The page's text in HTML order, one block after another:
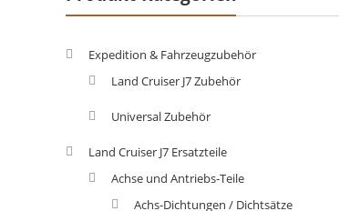
Expedition & Fahrzeugzubehör
Land Cruiser J7 Zubehör
Universal Zubehör
Land Cruiser J7 Ersatzteile
Achse und Antriebs-Teile
Achs-Dichtungen / Dichtsätze